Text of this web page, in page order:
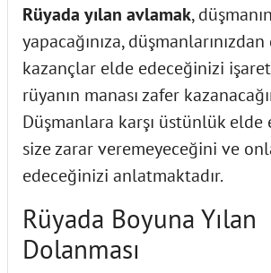
Rüyada yılan avlamak,
yapacağınıza, düşmanlarınızdan
kazançlar elde edeceğinizi
rüyanın manası zafer
Düşmanlara karşı üstünlük elde
size zarar veremeyeceğini ve
edeceğinizi anlatmaktadır.
Rüyada Boyuna Yılan
Dolanması